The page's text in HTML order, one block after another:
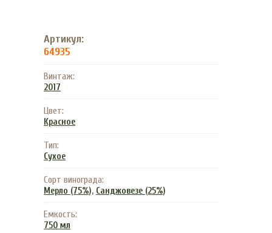
Артикул:
64935
Винтаж:
2017
Цвет:
Красное
Тип:
Сухое
Сорт винограда:
Мерло (75%), Санджовезе (25%)
Емкость:
750 мл